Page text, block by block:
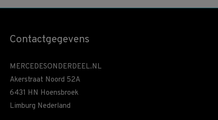
Contactgegevens
MERCEDESONDERDEEL.NL
Akerstraat Noord 52A
6431 HN Hoensbroek
Limburg Nederland